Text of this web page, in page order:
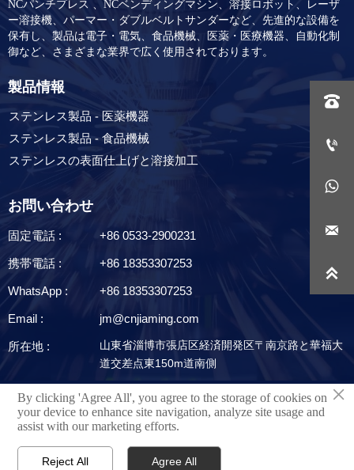
NCパンチプレス 、NCベンディングマシン、溶接ロボット、レーザ
ー溶接機、パーマー・ダブルベルトサンダーなど、先進的な設備を
保有し、製品は電子・電気、食品機械、医薬・医療機器、自動化制
御など、さまざまな業界で広く使用されております。
製品情報
ステンレス製品 - 医薬機器
ステンレス製品 - 食品機械
ステンレスの表面仕上げと溶接加工
お問い合わせ
固定電話 : +86 0533-2900231
携帯電話 : +86 18353307253
WhatsApp : +86 18353307253
Email : jm@cnjiaming.com
所在地 :
山東省淄博市張店区経済開発区〒南京路と華福大
道交差点東150m道南側
技術サポート：淄博網泰情報技術有限公司
プライバシーポリシー





×
By clicking 'Agree All', you agree to the storage of cookies on
your device to enhance site navigation, analyze site usage and
assist with our marketing efforts.
Reject All Agree All